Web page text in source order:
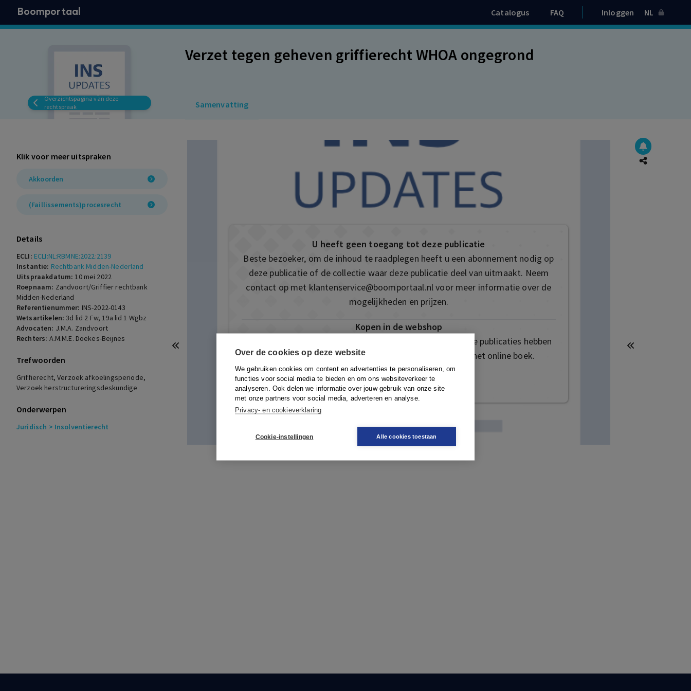
Over de cookies op deze website
We gebruiken cookies om content en advertenties te personaliseren, om
functies voor social media te bieden en om ons websiteverkeer te
analyseren. Ook delen we informatie over jouw gebruik van onze site
met onze partners voor social media, adverteren en analyse.
Privacy- en cookieverklaring
Cookie-instellingen Alle cookies toestaan
Boomportaal Catalogus FAQ Inloggen NL
Overzichtspagina van deze
rechtspraak
Verzet tegen geheven griffierecht WHOA ongegrond
Samenvatting
Klik voor meer uitspraken
Akkoorden
(Faillissements)procesrecht
Details
ECLI: ECLI:NL:RBMNE:2022:2139
Instantie: Rechtbank Midden-Nederland
Uitspraakdatum:10 mei 2022
Roepnaam: Zandvoort/Griffier rechtbank
Midden-Nederland
Referentienummer: INS-2022-0143
Wetsartikelen:3d lid 2 Fw,19a lid 1 Wgbz
Advocaten: J.M.A. Zandvoort
Rechters: A.M.M.E. Doekes-Beijnes
Trefwoorden
Griffierecht, Verzoek afkoelingsperiode,
Verzoek herstructureringsdeskundige
Onderwerpen
Juridisch > Insolventierecht
U heeft geen toegang tot deze publicatie
Beste bezoeker, om de inhoud te raadplegen heeft u een abonnement nodig op
deze publicatie of de collectie waar deze publicatie deel van uitmaakt. Neem
contact op met klantenservice@boomportaal.nl voor meer informatie over de
mogelijkheden en prijzen.
Kopen in de webshop
Deze publicatie is ook te vinden in onze webshop. Sommige publicaties hebben
ook de mogelijkheid om direct toegang te kopen tot het online boek.
Naar de webshop